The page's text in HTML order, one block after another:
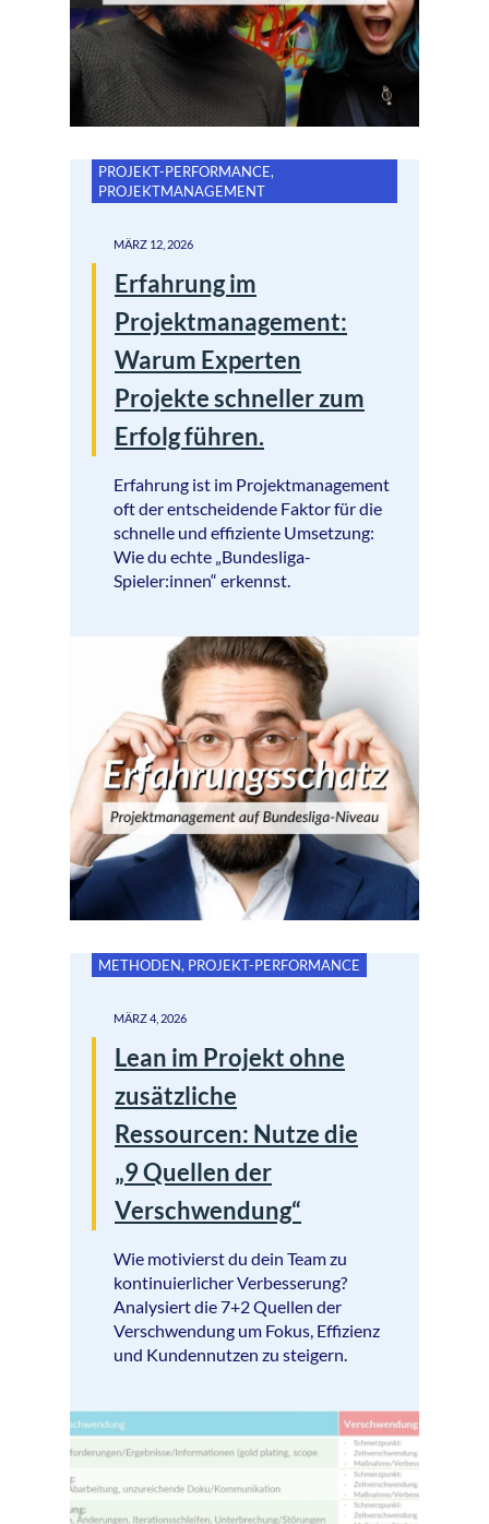
PROJEKT-PERFORMANCE,
PROJEKTMANAGEMENT
MÄRZ 12, 2026
Erfahrung im
Projektmanagement:
Warum Experten
Projekte schneller zum
Erfolg führen.
Erfahrung ist im Projektmanagement
oft der entscheidende Faktor für die
schnelle und effiziente Umsetzung:
Wie du echte „Bundesliga-
Spieler:innen“ erkennst.
METHODEN, PROJEKT-PERFORMANCE
MÄRZ 4, 2026
Lean im Projekt ohne
zusätzliche
Ressourcen: Nutze die
„9 Quellen der
Verschwendung“
Wie motivierst du dein Team zu
kontinuierlicher Verbesserung?
Analysiert die 7+2 Quellen der
Verschwendung um Fokus, Effizienz
und Kundennutzen zu steigern.